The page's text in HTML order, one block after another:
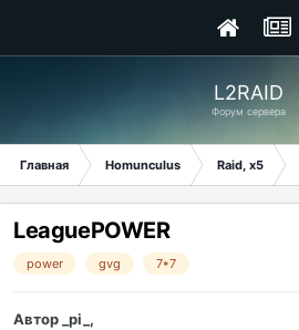
L2RAID
Форум сервера
Главная Homunculus Raid, x5
LeaguePOWER
power gvg 7*7
Автор _pi_ ,